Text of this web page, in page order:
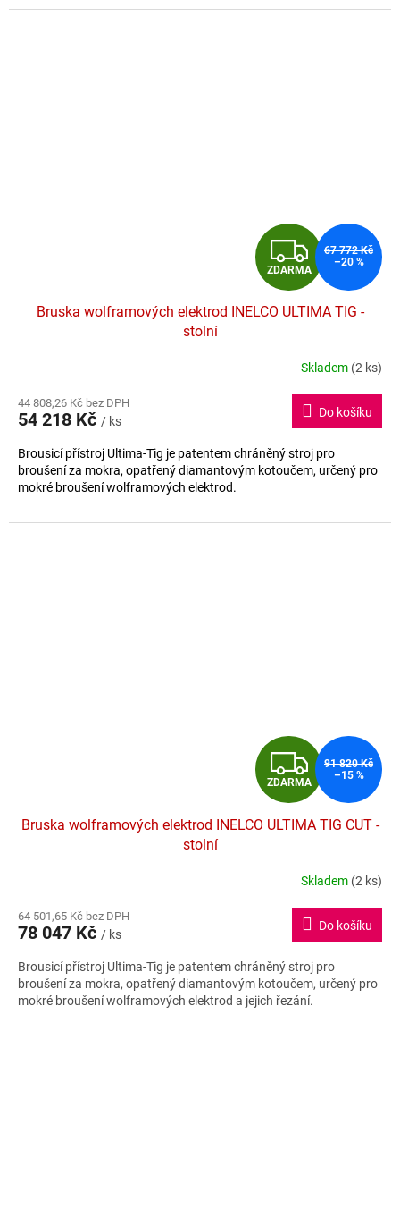
jen 50 až 100x. Při broušení se elektroda nežhaví. Integrované
Z
D
A
R
M
A
ZDARMA
67 772 Kč
–20 %
Bruska wolframových elektrod INELCO ULTIMA TIG -
stolní
produktu
je
z
5
hvězdiček.
Skladem (2 ks)
44 808,26 Kč bez DPH
54 218 Kč / ks
Do košíku
Brousicí přístroj Ultima-Tig je patentem chráněný stroj pro
broušení za mokra, opatřený diamantovým kotoučem, určený pro
mokré broušení wolframových elektrod.
Z
D
A
R
M
A
ZDARMA
91 820 Kč
–15 %
Bruska wolframových elektrod INELCO ULTIMA TIG CUT -
stolní
produktu
je
z
5
hvězdiček.
Skladem (2 ks)
64 501,65 Kč bez DPH
78 047 Kč / ks
Do košíku
Brousicí přístroj Ultima-Tig je patentem chráněný stroj pro
broušení za mokra, opatřený diamantovým kotoučem, určený pro
mokré broušení wolframových elektrod a jejich řezání.